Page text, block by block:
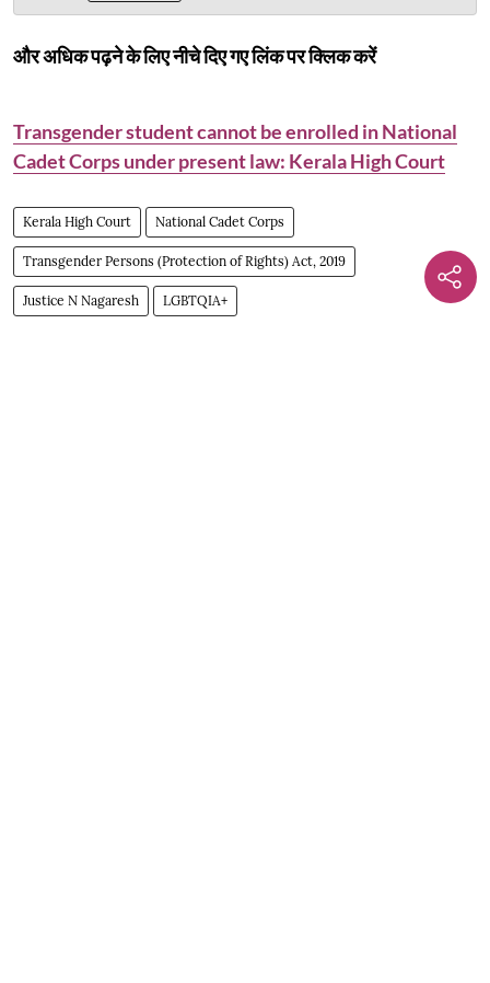
और अधिक पढ़ने के लिए नीचे दिए गए लिंक पर क्लिक करें
Transgender student cannot be enrolled in National
Cadet Corps under present law: Kerala High Court
Kerala High Court National Cadet Corps
Transgender Persons (Protection of Rights) Act, 2019
Justice N Nagaresh LGBTQIA+